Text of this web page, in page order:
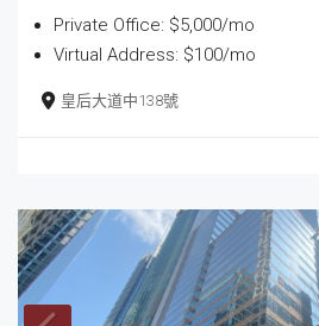
Private Office: $5,000/mo
Virtual Address: $100/mo
皇后大道中138號